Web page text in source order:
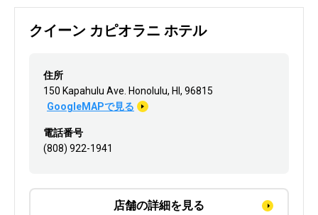
クイーン カピオラニ ホテル
住所
150 Kapahulu Ave. Honolulu, HI, 96815
GoogleMAPで見る
電話番号
(808) 922-1941
店舗の詳細を見る